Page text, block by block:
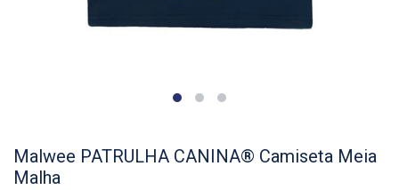
Malwee PATRULHA CANINA® Camiseta Meia
Malha